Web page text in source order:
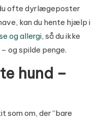
ofte dyrlægeposter
kan du hente hjælp i
og allergi, så du ikke
og spilde penge.
hund –
som om, der “bare